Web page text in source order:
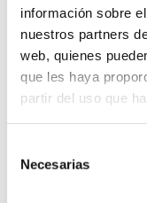
información sobre
nuestros partners
web, quienes
que les haya
partir del uso que
Necesarias
FAVORITOS